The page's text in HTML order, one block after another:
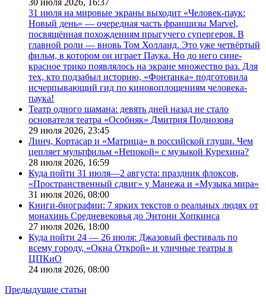
30 июля 2026, 16:37
31 июля на мировые экраны выходит «Человек-паук:
Новый день» — очередная часть франшизы Marvel,
посвящённая похождениям прыгучего супергероя. В
главной роли — вновь Том Холланд. Это уже четвёртый
фильм, в котором он играет Паука. Но до него сине-
красное трико появлялось на экране множество раз. Для
тех, кто подзабыл историю, «Фонтанка» подготовила
исчерпывающий гид по киновоплощениям человека-
паука!
Театр одного шамана: девять дней назад не стало
основателя театра «Особняк» Дмитрия Поднозова
29 июля 2026, 23:45
Линч, Кортасар и «Матрица» в российской глуши. Чем
цепляет мультфильм «Непокой» с музыкой Курехина?
28 июля 2026, 16:59
Куда пойти 31 июля—2 августа: праздник флоксов,
«Пространственный сдвиг» у Манежа и «Музыка мира»
31 июля 2026, 08:00
Книги-биографии: 7 ярких текстов о реальных людях от
монахинь Средневековья до Энтони Хопкинса
27 июля 2026, 18:00
Куда пойти 24 — 26 июля: Джазовый фестиваль по
всему городу, «Окна Открой» и уличные театры в
ЦПКиО
24 июля 2026, 08:00
Предыдущие статьи